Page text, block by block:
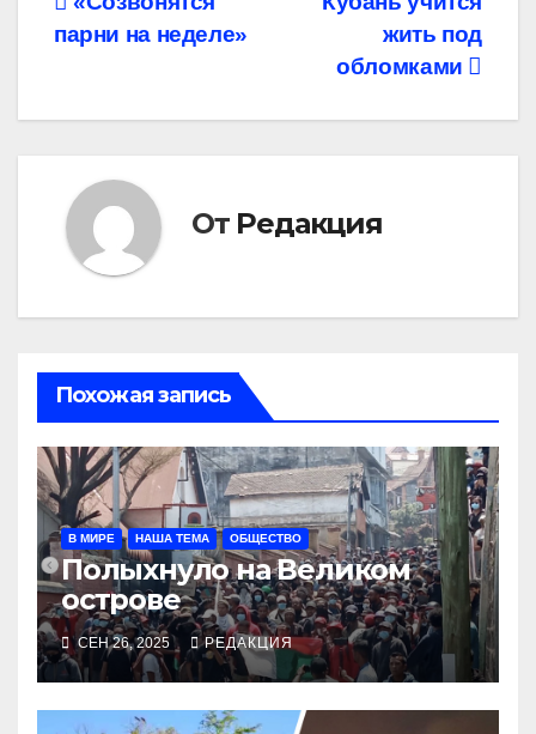
Навигация
по
записям
жить под
обломками
парни на неделе»
От Редакция
Похожая запись
В МИРЕ НАША ТЕМА ОБЩЕСТВО
Полыхнуло на Великом
острове
СЕН 26, 2025 РЕДАКЦИЯ